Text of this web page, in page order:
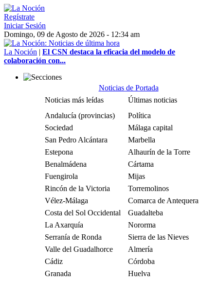
Regístrate
Iniciar Sesión
Domingo, 09 de Agosto de 2026 - 12:34 am
La Noción | El CSN destaca la eficacia del modelo de
colaboración con...
Noticias de Portada
Noticias más leídas
Últimas noticias
Andalucía (provincias)
Política
Sociedad
Málaga capital
San Pedro Alcántara
Marbella
Estepona
Alhaurín de la Torre
Benalmádena
Cártama
Fuengirola
Mijas
Rincón de la Victoria
Torremolinos
Vélez-Málaga
Comarca de Antequera
Costa del Sol Occidental
Guadalteba
La Axarquía
Nororma
Serranía de Ronda
Sierra de las Nieves
Valle del Guadalhorce
Almería
Cádiz
Córdoba
Granada
Huelva